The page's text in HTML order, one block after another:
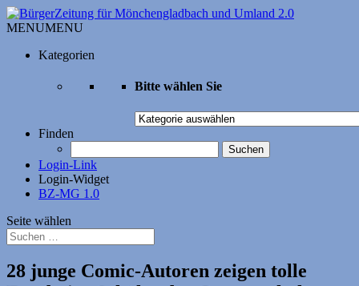
MENUMENU
Kategorien
Bitte wählen Sie
Bitte
Sie
Finden
nach:
Login-Link
Login-Widget
BZ-MG 1.0
Seite wählen
28 junge Comic-Autoren zeigen tolle